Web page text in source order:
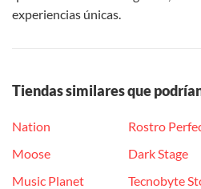
experiencias únicas.
Tiendas similares que
Nation
Moose
Music Planet
Rostro
Dark Stage
Tecnobyte